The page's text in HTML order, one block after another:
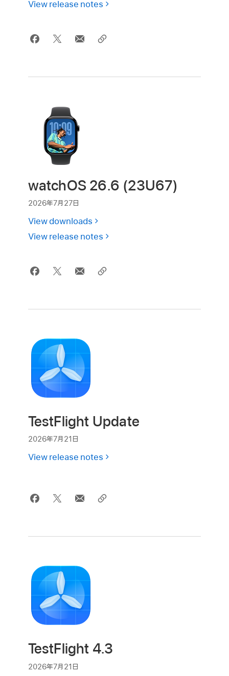
View release notes
watchOS 26.6 (23U67)
2026年7月27日
View downloads
View release notes
TestFlight Update
2026年7月21日
View release notes
TestFlight 4.3
2026年7月21日